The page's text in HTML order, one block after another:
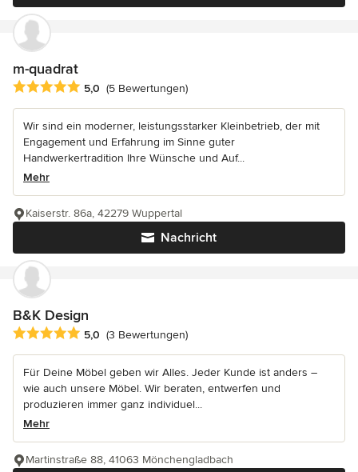
m-quadrat
Durchschnittliche Bewertung: 5 von 5 Sternen
5,0 (5 Bewertungen)
Wir sind ein moderner, leistungsstarker Kleinbetrieb, der mit
Engagement und Erfahrung im Sinne guter
Handwerkertradition Ihre Wünsche und Auf...
Mehr
Nachricht
Kaiserstr. 86a, 42279 Wuppertal
B&K Design
Durchschnittliche Bewertung: 5 von 5 Sternen
5,0 (3 Bewertungen)
Für Deine Möbel geben wir Alles. Jeder Kunde ist anders –
wie auch unsere Möbel. Wir beraten, entwerfen und
produzieren immer ganz individuel...
Mehr
Martinstraße 88, 41063 Mönchengladbach